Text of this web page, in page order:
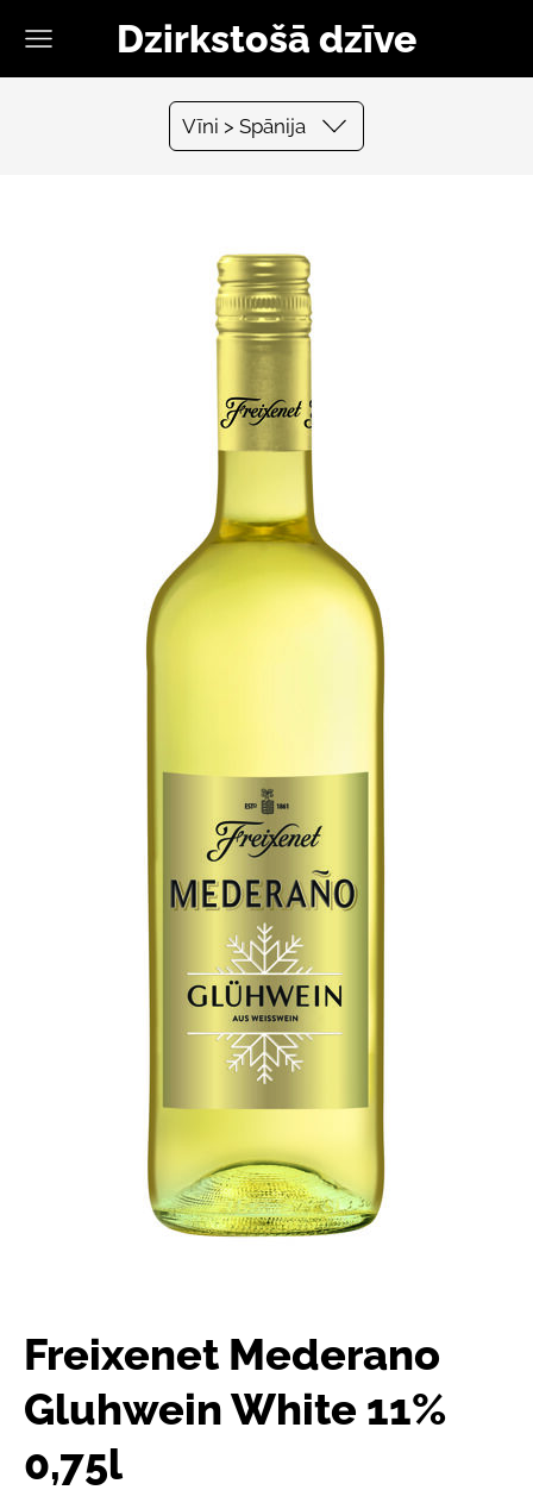
Dzirkstošā dzīve
Vīni > Spānija
Freixenet Mederano
Gluhwein White 11%
0,75l